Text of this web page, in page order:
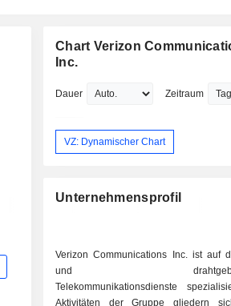
Chart Verizon
Inc.
Dauer Zeitraum
VZ: Dynamischer Chart
Unternehmensprofil
Verizon Communications Inc. ist auf
und
Telekommunikationsdienste
Aktivitäten der Gruppe gliedern